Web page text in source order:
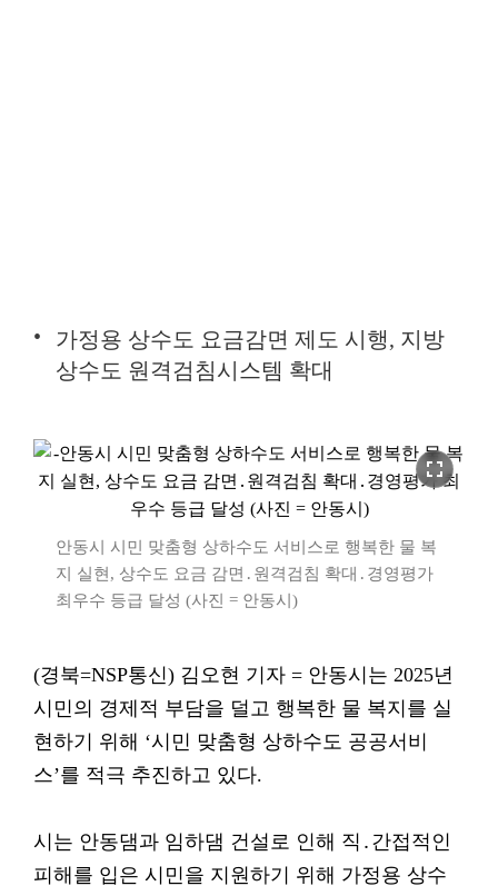
가정용 상수도 요금감면 제도 시행, 지방
상수도 원격검침시스템 확대
fullscreen
안동시 시민 맞춤형 상하수도 서비스로 행복한 물 복
지 실현, 상수도 요금 감면․원격검침 확대․경영평가
최우수 등급 달성 (사진 = 안동시)
(경북=NSP통신) 김오현 기자 = 안동시는 2025년
시민의 경제적 부담을 덜고 행복한 물 복지를 실
현하기 위해 ‘시민 맞춤형 상하수도 공공서비
스’를 적극 추진하고 있다.
시는 안동댐과 임하댐 건설로 인해 직․간접적인
피해를 입은 시민을 지원하기 위해 가정용 상수